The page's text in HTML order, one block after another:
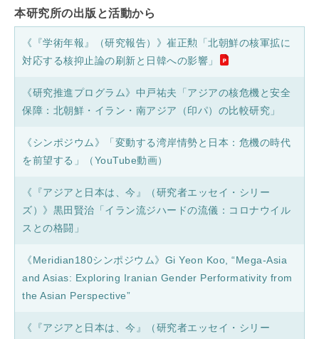
本研究所の出版と活動から
《『学術年報』（研究報告）》崔正勲「北朝鮮の核軍拡に
対応する核抑止論の刷新と日韓への影響」
《研究推進プログラム》中戸祐夫「アジアの核危機と安全
保障：北朝鮮・イラン・南アジア（印パ）の比較研究」
《シンポジウム》「変動する湾岸情勢と日本：危機の時代
を前望する」（YouTube動画）
《『アジアと日本は、今』（研究者エッセイ・シリー
ズ）》黒田賢治「イラン流ジハードの流儀：コロナウイル
スとの格闘」
《Meridian180シンポジウム》Gi Yeon Koo, “Mega-Asia
and Asias: Exploring Iranian Gender Performativity from
the Asian Perspective”
《『アジアと日本は、今』（研究者エッセイ・シリー